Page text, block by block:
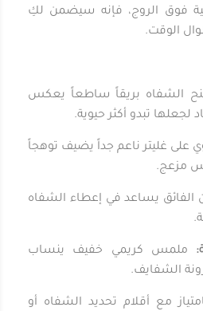
فوق الروج، فإنه سيضمن لكِ
الوقت.
الشفاه بريقاً ساطعاً يعكس
لجعلها تبدو أكثر حيوية.
على غليتر ناعم جداً يضيف توهجاً
مزعج.
الفائق يساعد في إعطاء الشفاه
ملمس كريمي خفيف ينساب
الشفايف.
مع أقلام تحديد الشفاه أو